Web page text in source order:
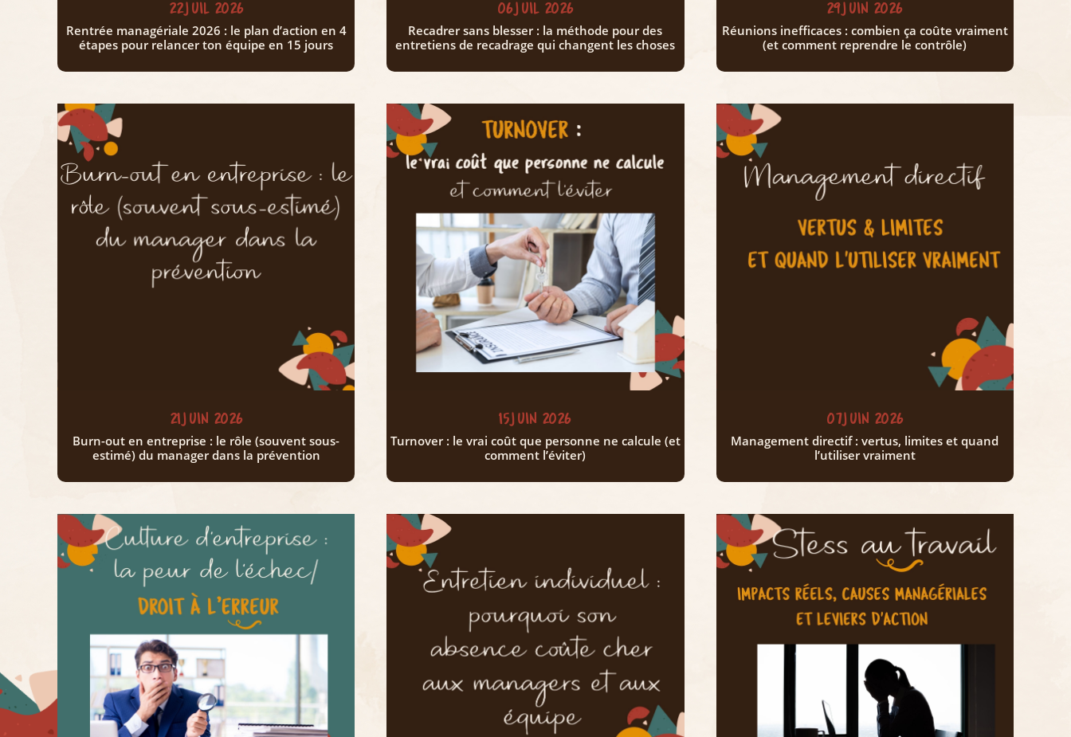
22 JUIL 2026
Rentrée managériale 2026 : le plan d’action en 4
étapes pour relancer ton équipe en 15 jours
06 JUIL 2026
Recadrer sans blesser : la méthode pour des
entretiens de recadrage qui changent les choses
29 JUIN 2026
Réunions inefficaces : combien ça coûte vraiment
(et comment reprendre le contrôle)
21 JUIN 2026
Burn-out en entreprise : le rôle (souvent sous-
estimé) du manager dans la prévention
15 JUIN 2026
Turnover : le vrai coût que personne ne calcule (et
comment l’éviter)
07 JUIN 2026
Management directif : vertus, limites et quand
l’utiliser vraiment